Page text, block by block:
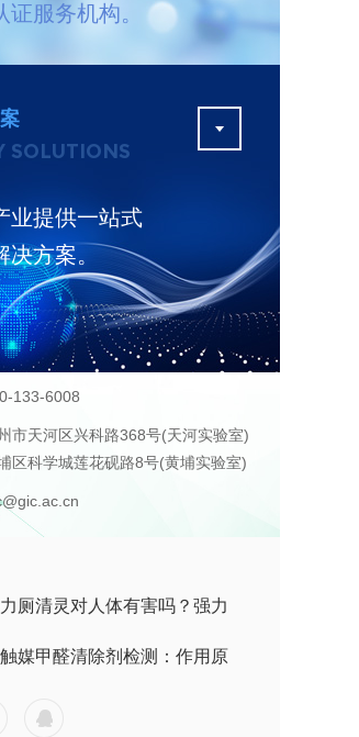
服务机构。
SOLUTIONS
业提供一站式
方案。
133-6008
市天河区兴科路368号(天河实验室)
区科学城莲花砚路8号(黄埔实验室)
厕清灵对人体有害吗？强力
告告诉你
媒甲醛清除剂检测：作用原
及检测方法